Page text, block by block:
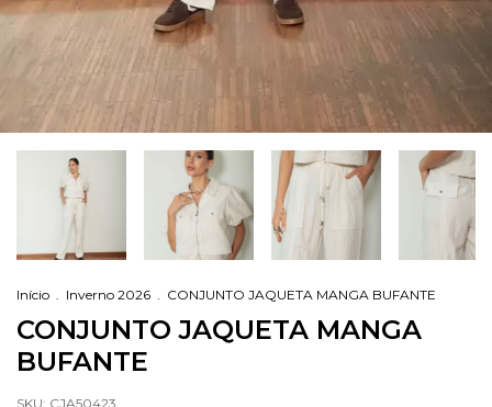
Início . Inverno 2026 . CONJUNTO JAQUETA MANGA BUFANTE
CONJUNTO JAQUETA MANGA
BUFANTE
SKU: CJA50423